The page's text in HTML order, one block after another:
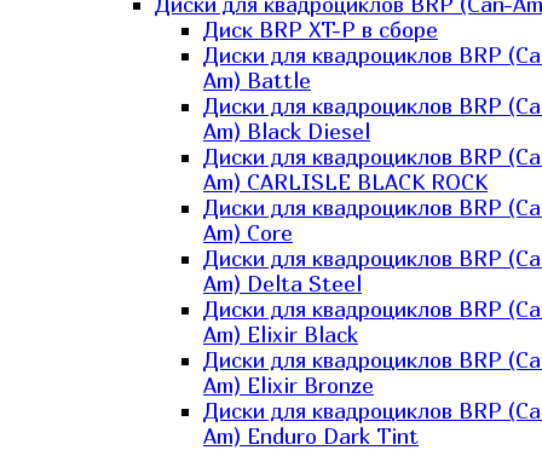
Диск BRP XT-P в сборе
Диски для квадроциклов BRP
Am) Battle
Диски для квадроциклов BRP
Am) Black Diesel
Диски для квадроциклов BRP
Am) CARLISLE BLACK ROCK
Диски для квадроциклов BRP
Am) Core
Диски для квадроциклов BRP
Am) Delta Steel
Диски для квадроциклов BRP
Am) Elixir Black
Диски для квадроциклов BRP
Am) Elixir Bronze
Диски для квадроциклов BRP
Am) Enduro Dark Tint